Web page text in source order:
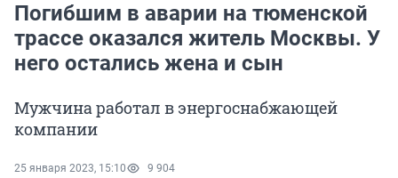
Погибшим в аварии на тюменской
трассе оказался житель Москвы. У
него остались жена и сын
Мужчина работал в энергоснабжающей
компании
25 января 2023, 15:10 9 904